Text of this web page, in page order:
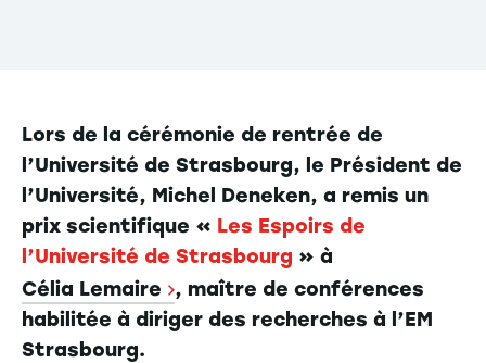
Lors de la cérémonie de rentrée de
l’Université de Strasbourg, le Président de
l’Université, Michel Deneken, a remis un
prix scientifique « Les Espoirs de
l’Université de Strasbourg » à
Célia Lemaire
, maître de conférences
habilitée à diriger des recherches à l’EM
Strasbourg.